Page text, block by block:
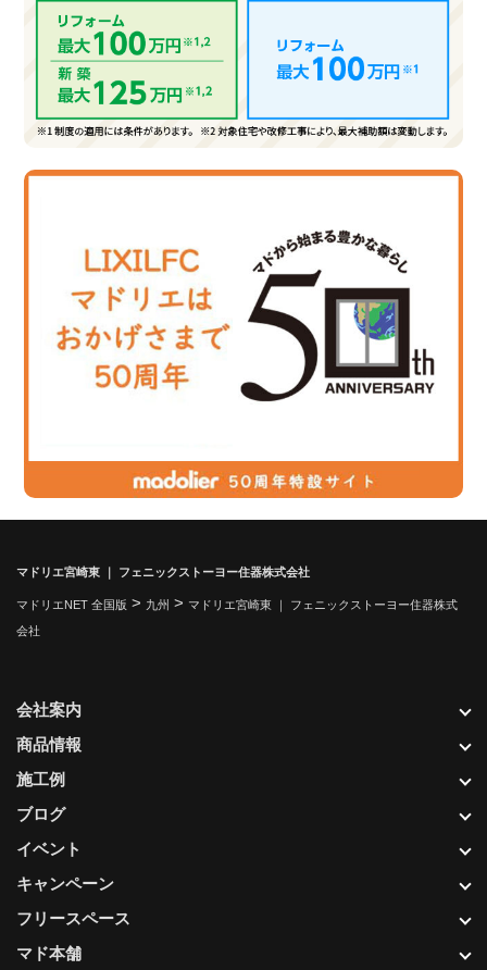
マドリエ宮崎東 ｜ フェニックストーヨー住器株式会社
マドリエNET 全国版 > 九州 > マドリエ宮崎東 ｜ フェニックストーヨー住器株式
会社
会社案内
商品情報
施工例
ブログ
イベント
キャンペーン
フリースペース
マド本舗